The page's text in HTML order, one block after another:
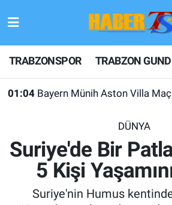
TRABZONSPOR TRABZON
01:04 Bayern Münih Aston Villa
DÜNYA
Suriye'de Bir
5 Kişi
Suriye'nin Humus
TRABZONSPOR
TRABZON GUNDEMI
KULİS MEYDANI
1461 TRABZON
Hava Durumu
Trafik Durumu
Son Dakika Haberleri
Haber Arşivi